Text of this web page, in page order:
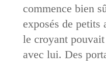
commence bien
exposés de petits
le croyant
avec lui. Des